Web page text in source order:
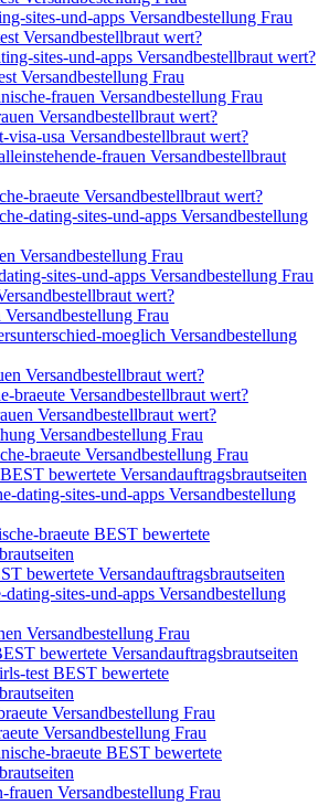
sites-und-apps Versandbestellung Frau
Versandbestellbraut wert?
sites-und-apps Versandbestellbraut wert?
Versandbestellung Frau
frauen Versandbestellung Frau
Versandbestellbraut wert?
visa-usa Versandbestellbraut wert?
frauen Versandbestellbraut
braeute Versandbestellbraut wert?
dating-sites-und-apps Versandbestellung
Versandbestellung Frau
sites-und-apps Versandbestellung Frau
wert?
Frau
moeglich Versandbestellung
Versandbestellbraut wert?
braeute Versandbestellbraut wert?
Versandbestellbraut wert?
Versandbestellung Frau
braeute Versandbestellung Frau
bewertete Versandauftragsbrautseiten
dating-sites-und-apps Versandbestellung
braeute BEST bewertete
bewertete Versandauftragsbrautseiten
dating-sites-und-apps Versandbestellung
Versandbestellung Frau
bewertete Versandauftragsbrautseiten
test BEST bewertete
Versandbestellung Frau
Versandbestellung Frau
braeute BEST bewertete
frauen Versandbestellung Frau